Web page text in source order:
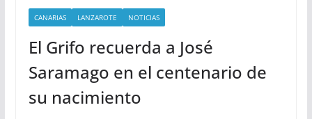
CANARIAS LANZAROTE NOTICIAS
El Grifo recuerda a José
Saramago en el centenario de
su nacimiento